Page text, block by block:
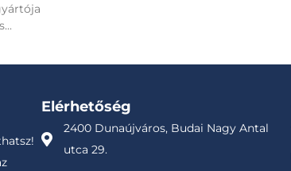
Elérhetőség
2400 Dunaújváros, Budai Nagy Antal
utca 29.